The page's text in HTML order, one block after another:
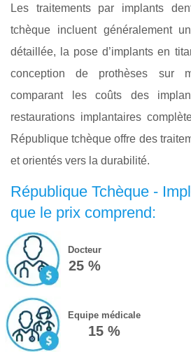
Les traitements par implants
tchèque incluent généralement
détaillée, la pose d’implants en
conception de prothèses sur
comparant les coûts des
restaurations implantaires
République tchèque offre des
et orientés vers la durabilité.
République Tchèque -
que le prix comprend:
Docteur
25 %
Equipe médicale
15 %